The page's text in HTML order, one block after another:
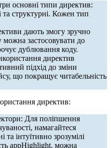
основні типи директив:
та структурні. Кожен тип
дають змогу зручно
можна застосовувати до
дублювання коду.
директив
підхід до зміни
що покращує читабельність
директив:
Для поліпшення
намагайтеся
та інтуїтивно зрозумілі
appHighlight, можна